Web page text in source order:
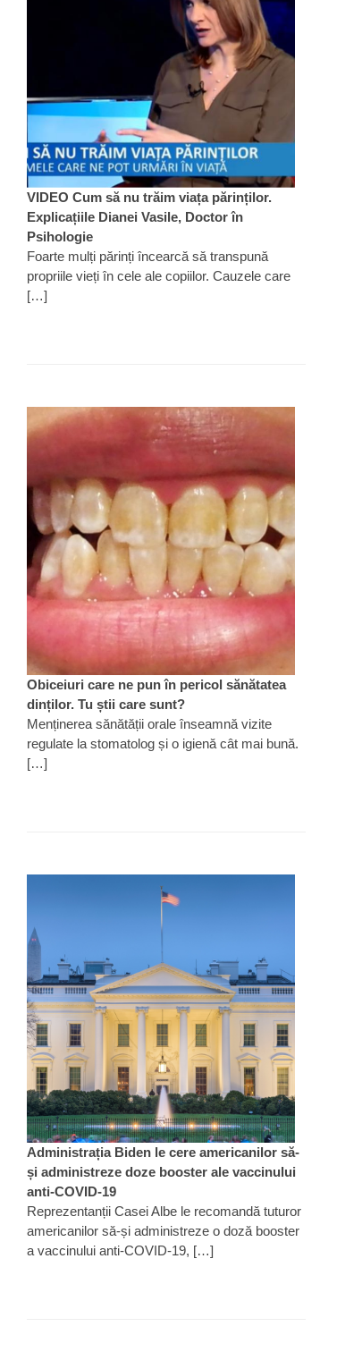
VIDEO Cum să nu trăim viața părinților.
Explicațiile Dianei Vasile, Doctor în
Psihologie
Foarte mulți părinți încearcă să transpună
propriile vieți în cele ale copiilor. Cauzele care
[…]
Obiceiuri care ne pun în pericol sănătatea
dinților. Tu știi care sunt?
Menținerea sănătății orale înseamnă vizite
regulate la stomatolog și o igienă cât mai bună.
[…]
Administrația Biden le cere americanilor să-
și administreze doze booster ale vaccinului
anti-COVID-19
Reprezentanții Casei Albe le recomandă tuturor
americanilor să-și administreze o doză booster
a vaccinului anti-COVID-19, […]